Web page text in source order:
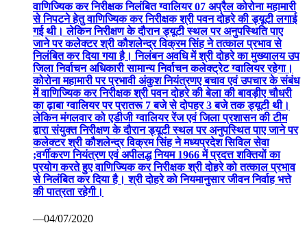
वाणिज्यिक कर निरीक्षक निलंबित ग्वालियर 07 अप्रैल कोरोना महामारी
से निपटने हेतु वाणिज्यिक कर निरीक्षक श्री पवन दोहरे की ड्यूटी लगाई
गई थी। लेकिन निरीक्षण के दौरान ड्यूटी स्थल पर अनुपस्थिति पाए
जाने पर कलेक्टर श्री कौशलेन्द्र विक्रम सिंह ने तत्काल प्रभाव से
निलंबित कर दिया गया है। निलंबन अवधि में श्री दोहरे का मुख्यालय उप
जिला निर्वाचन अधिकारी सामान्य निर्वाचन कलेक्ट्रेट ग्वालियर रहेगा।
कोरोना महामारी पर प्रभावी अंकुश नियंत्रणए बचाव एवं उपचार के संबंध
में वाणिज्यिक कर निरीक्षक श्री पवन दोहरे की बेला की बावड़ीए चौधरी
का ढ़ाबा ग्वालियर पर प्रातरू 7 बजे से दोपहर 3 बजे तक ड्यूटी थी।
लेकिन मंगलवार को एडीजी ग्वालियर रेंज एवं जिला प्रशासन की टीम
द्वारा संयुक्त निरीक्षण के दौरान ड्यूटी स्थल पर अनुपस्थित पाए जाने पर
कलेक्टर श्री कौशलेन्द्र विक्रम सिंह ने मध्यप्रदेश सिविल सेवा
;वर्गीकरण नियंत्रण एवं अपीलद्ध नियम 1966 में प्रदत्त शक्तियों का
प्रयोग करते हुए वाणिज्यिक कर निरीक्षक श्री दोहरे को तत्काल प्रभाव
से निलंबित कर दिया है। श्री दोहरे को नियमानुसार जीवन निर्वाह भत्ते
की पात्रता रहेगी।
—04/07/2020